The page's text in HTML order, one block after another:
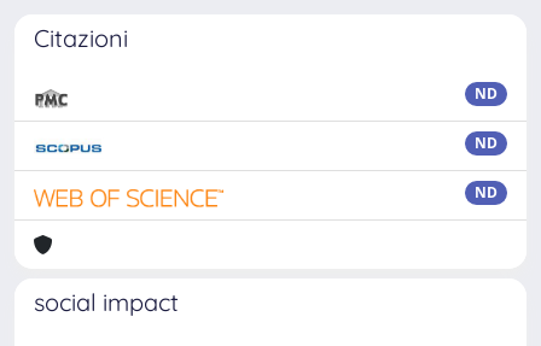
Citazioni
ND
ND
ND
social impact